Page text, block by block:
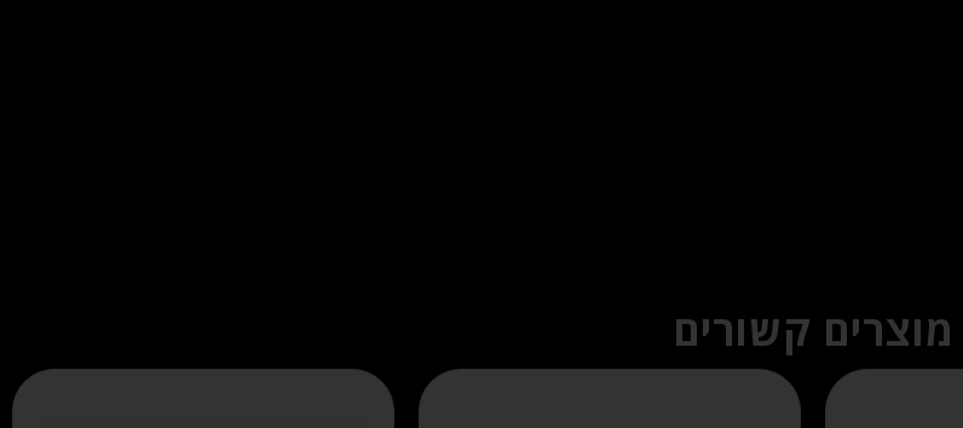
מוצרים קשורים